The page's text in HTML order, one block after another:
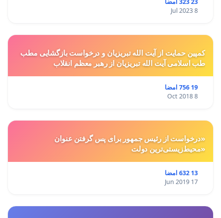
8 Jul 2023
کمپین حمایت از آیت الله تبریزیان و درخواست بازگشایی مطب
طب اسلامی آیت الله تبریزیان از رهبر معظم انقلاب
19 756 امضا
8 Oct 2018
«درخواست از رئیس جمهور برای پس گرفتن عنوان
«محیط‌زیستی‌ترین دولت
13 632 امضا
17 Jun 2019